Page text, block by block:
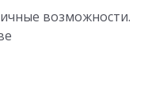
возможности.